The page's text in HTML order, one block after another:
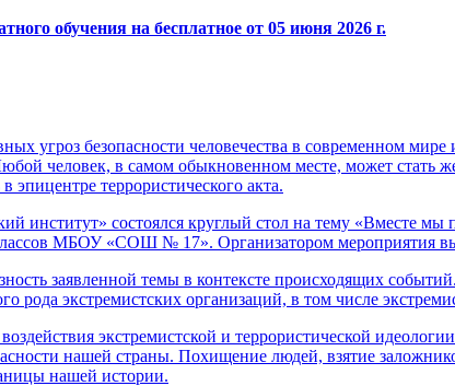
обучения на бесплатное от 05 июня 2026 г.
угроз безопасности человечества в современном
человек, в самом обыкновенном месте, может стать
террористического акта.
институт» состоялся круглый стол на тему «Вместе мы
МБОУ «СОШ № 17». Организатором мероприятия
заявленной темы в контексте происходящих
рода экстремистских организаций, в том числе
экстремистской и террористической
нашей страны. Похищение людей, взятие
нашей истории.